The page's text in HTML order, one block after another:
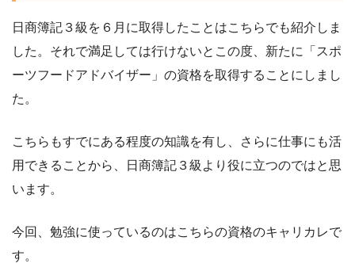
日商簿記３級を６月に取得したことはこちらでも紹介しま
した。それで満足しては行けないとこの度、新たに「スポ
ーツフードアドバイザー」の資格を取得することにしまし
た。
こちらもすでにある程度の知識を有し、さらに仕事にも活
用できることから、日商簿記３級より役に立つのではと思
います。
今回、勉強に使っているのはこちらの資格のキャリカレで
す。